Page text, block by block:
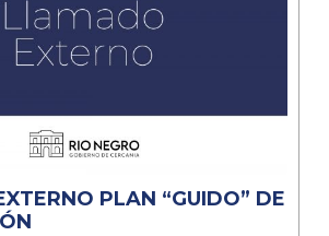
PLAN “GUIDO” DE